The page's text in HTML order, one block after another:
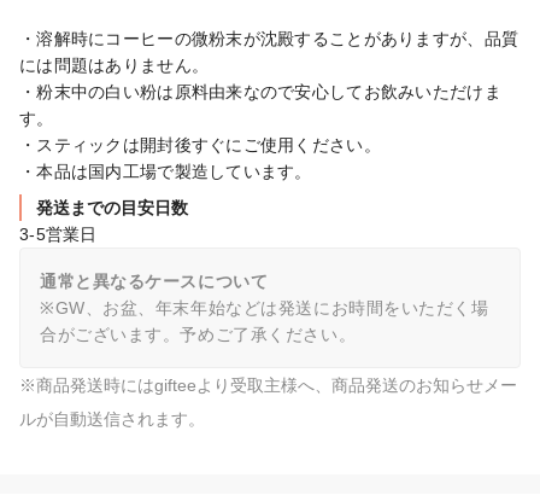
・溶解時にコーヒーの微粉末が沈殿することがありますが、品質
には問題はありません。
・粉末中の白い粉は原料由来なので安心してお飲みいただけま
す。
・スティックは開封後すぐにご使用ください。
・本品は国内工場で製造しています。
発送までの目安日数
3-5営業日
通常と異なるケースについて
※GW、お盆、年末年始などは発送にお時間をいただく場
合がございます。予めご了承ください。
※商品発送時にはgifteeより受取主様へ、商品発送のお知らせメー
ルが自動送信されます。